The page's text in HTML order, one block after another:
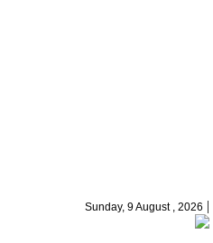
|
Sunday, 9 August , 2026